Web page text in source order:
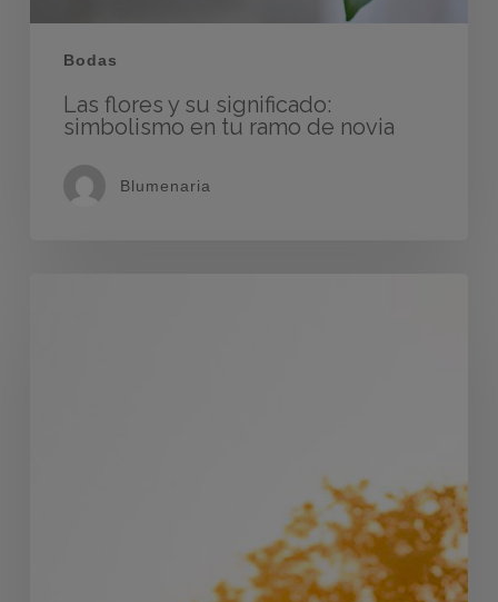
Bodas
Las flores y su significado:
simbolismo en tu ramo de novia
Blumenaria